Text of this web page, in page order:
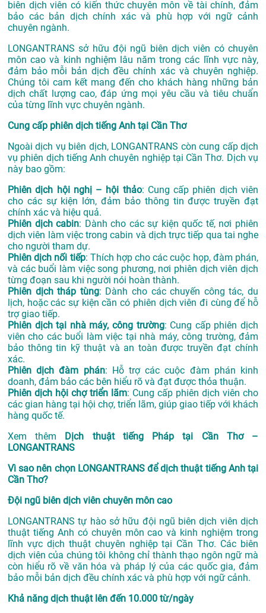
biên dịch viên có kiến thức chuyên môn về tài chính, đảm
bảo các bản dịch chính xác và phù hợp với ngữ cảnh
chuyên ngành.
LONGANTRANS sở hữu đội ngũ biên dịch viên có chuyên
môn cao và kinh nghiệm lâu năm trong các lĩnh vực này,
đảm bảo mỗi bản dịch đều chính xác và chuyên nghiệp.
Chúng tôi cam kết mang đến cho khách hàng những bản
dịch chất lượng cao, đáp ứng mọi yêu cầu và tiêu chuẩn
của từng lĩnh vực chuyên ngành.
Cung cấp phiên dịch tiếng Anh tại Cần Thơ
Ngoài dịch vụ biên dịch, LONGANTRANS còn cung cấp dịch
vụ phiên dịch tiếng Anh chuyên nghiệp tại Cần Thơ. Dịch vụ
này bao gồm:
Phiên dịch hội nghị – hội thảo: Cung cấp phiên dịch viên
cho các sự kiện lớn, đảm bảo thông tin được truyền đạt
chính xác và hiệu quả.
Phiên dịch cabin: Dành cho các sự kiện quốc tế, nơi phiên
dịch viên làm việc trong cabin và dịch trực tiếp qua tai nghe
cho người tham dự.
Phiên dịch nối tiếp: Thích hợp cho các cuộc họp, đàm phán,
và các buổi làm việc song phương, nơi phiên dịch viên dịch
từng đoạn sau khi người nói hoàn thành.
Phiên dịch tháp tùng: Dành cho các chuyến công tác, du
lịch, hoặc các sự kiện cần có phiên dịch viên đi cùng để hỗ
trợ giao tiếp.
Phiên dịch tại nhà máy, công trường: Cung cấp phiên dịch
viên cho các buổi làm việc tại nhà máy, công trường, đảm
bảo thông tin kỹ thuật và an toàn được truyền đạt chính
xác.
Phiên dịch đàm phán: Hỗ trợ các cuộc đàm phán kinh
doanh, đảm bảo các bên hiểu rõ và đạt được thỏa thuận.
Phiên dịch hội chợ triển lãm: Cung cấp phiên dịch viên cho
các gian hàng tại hội chợ, triển lãm, giúp giao tiếp với khách
hàng quốc tế.
Xem thêm
Dịch thuật tiếng Pháp tại Cần Thơ –
LONGANTRANS
Vì sao nên chọn LONGANTRANS để dịch thuật tiếng Anh tại
Cần Thơ?
Đội ngũ biên dịch viên chuyên môn cao
LONGANTRANS tự hào sở hữu đội ngũ biên dịch viên dịch
thuật tiếng Anh có chuyên môn cao và kinh nghiệm trong
lĩnh vực dịch thuật chuyên nghiệp tại Cần Thơ. Các biên
dịch viên của chúng tôi không chỉ thành thạo ngôn ngữ mà
còn hiểu rõ về văn hóa và pháp lý của các quốc gia, đảm
bảo mỗi bản dịch đều chính xác và phù hợp với ngữ cảnh.
Khả năng dịch thuật lên đến 10.000 từ/ngày